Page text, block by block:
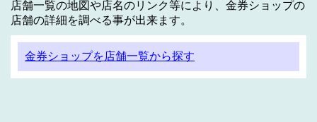
店舗一覧の地図や店名のリンク等により、金券ショップの
店舗の詳細を調べる事が出来ます。
金券ショップを店舗一覧から探す